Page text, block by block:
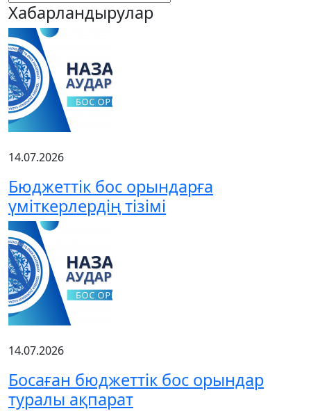
Хабарландырулар
14.07.2026
Бюджеттік бос орындарға
үміткерлердің тізімі
14.07.2026
Босаған бюджеттік бос орындар
туралы ақпарат